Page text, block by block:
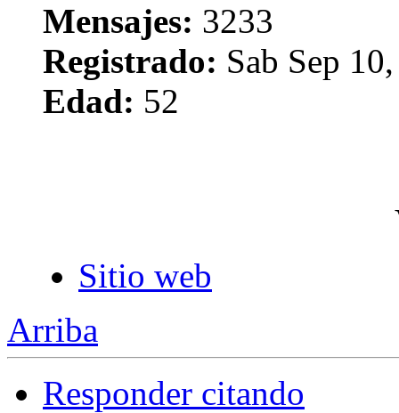
Mensajes: 3233
Registrado: Sab Sep
Edad: 52
Sitio web
Arriba
Responder citando